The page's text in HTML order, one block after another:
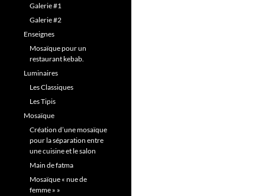
Galerie #1
Galerie #2
Enseignes
Mosaïque pour un
restaurant kebab.
Luminaires
Les Classiques
Les Tipis
Mosaïque
Création d’une mosaïque
pour la séparation entre
une cuisine et le salon
Main de fatma
Mosaïque « nue de
femme » »